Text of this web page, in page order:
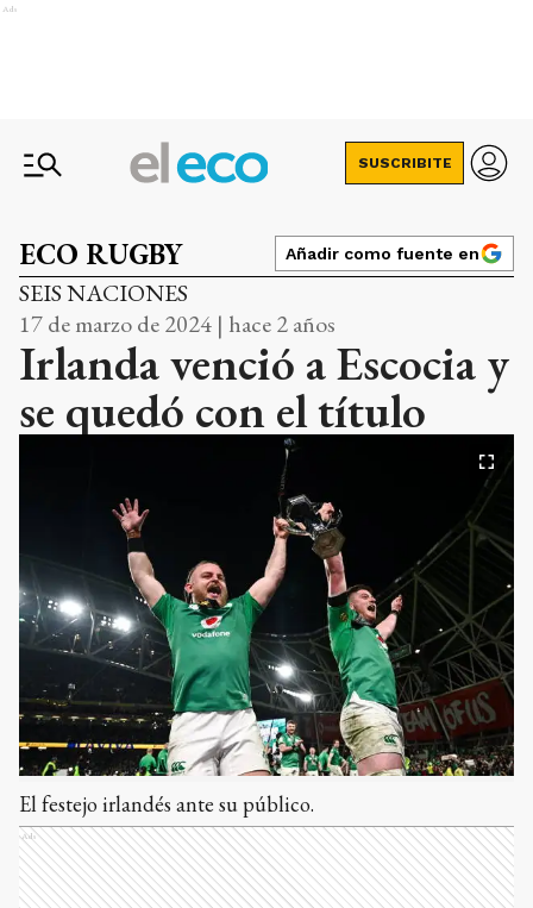
Ads
SUSCRIBITE
ECO RUGBY Añadir como fuente en
SEIS NACIONES
17 de marzo de 2024 | hace 2 años
Irlanda venció a Escocia y
se quedó con el título
El festejo irlandés ante su público.
Ads